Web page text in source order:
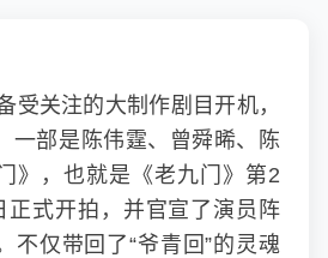
受关注的大制作剧目开机，
一部是陈伟霆、曾舜晞、陈
》，也就是《老九门》第2
正式开拍，并官宣了演员阵
不仅带回了“爷青回”的灵魂